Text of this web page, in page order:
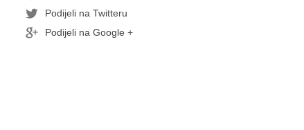
Podijeli na Twitteru
Podijeli na Google +